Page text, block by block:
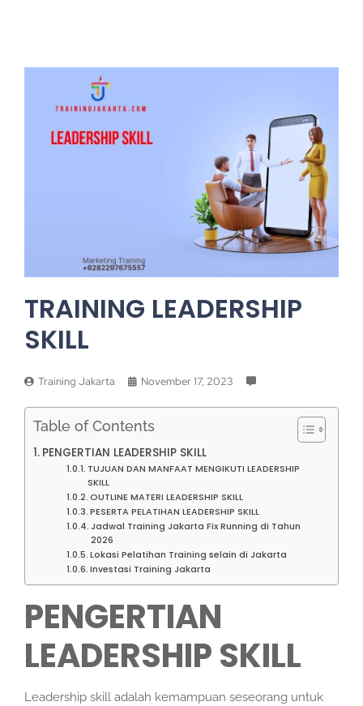
TRAINING LEADERSHIP
SKILL
Training Jakarta November 17, 2023
Table of Contents
PENGERTIAN LEADERSHIP SKILL
TUJUAN DAN MANFAAT MENGIKUTI LEADERSHIP
SKILL
OUTLINE MATERI LEADERSHIP SKILL
PESERTA PELATIHAN LEADERSHIP SKILL
Jadwal Training Jakarta Fix Running di Tahun
2026
Lokasi Pelatihan Training selain di Jakarta
Investasi Training Jakarta
PENGERTIAN
LEADERSHIP SKILL
Leadership skill adalah kemampuan seseorang untuk